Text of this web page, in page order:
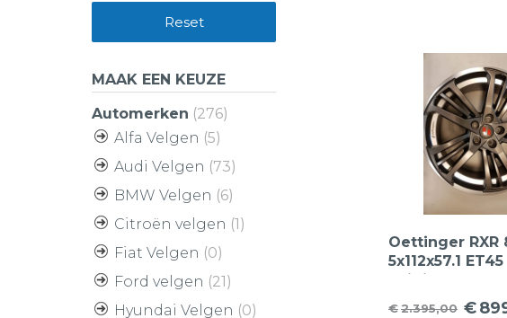
Oettinger RXR
5x112x57.1 ET45
Originele
Passat, VW
€2.395,00 €
Reset
MAAK EEN KEUZE
Automerken (276)
Alfa Velgen (5)
Audi Velgen (73)
BMW Velgen (6)
Citroën velgen (1)
Fiat Velgen (0)
Ford velgen (21)
Hyundai Velgen (0)